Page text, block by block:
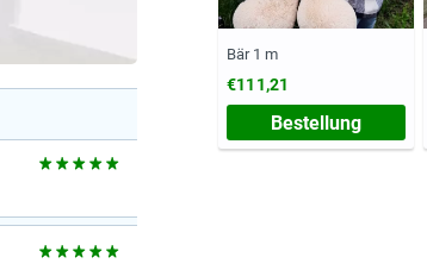
Bär 1 m
€111,21
Bestellung